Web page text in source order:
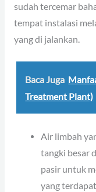
sudah tercemar
tempat instalasi
yang di jalankan.
Baca Juga
Treatment Plant)
Air limbah
tangki besar
pasir untuk
yang